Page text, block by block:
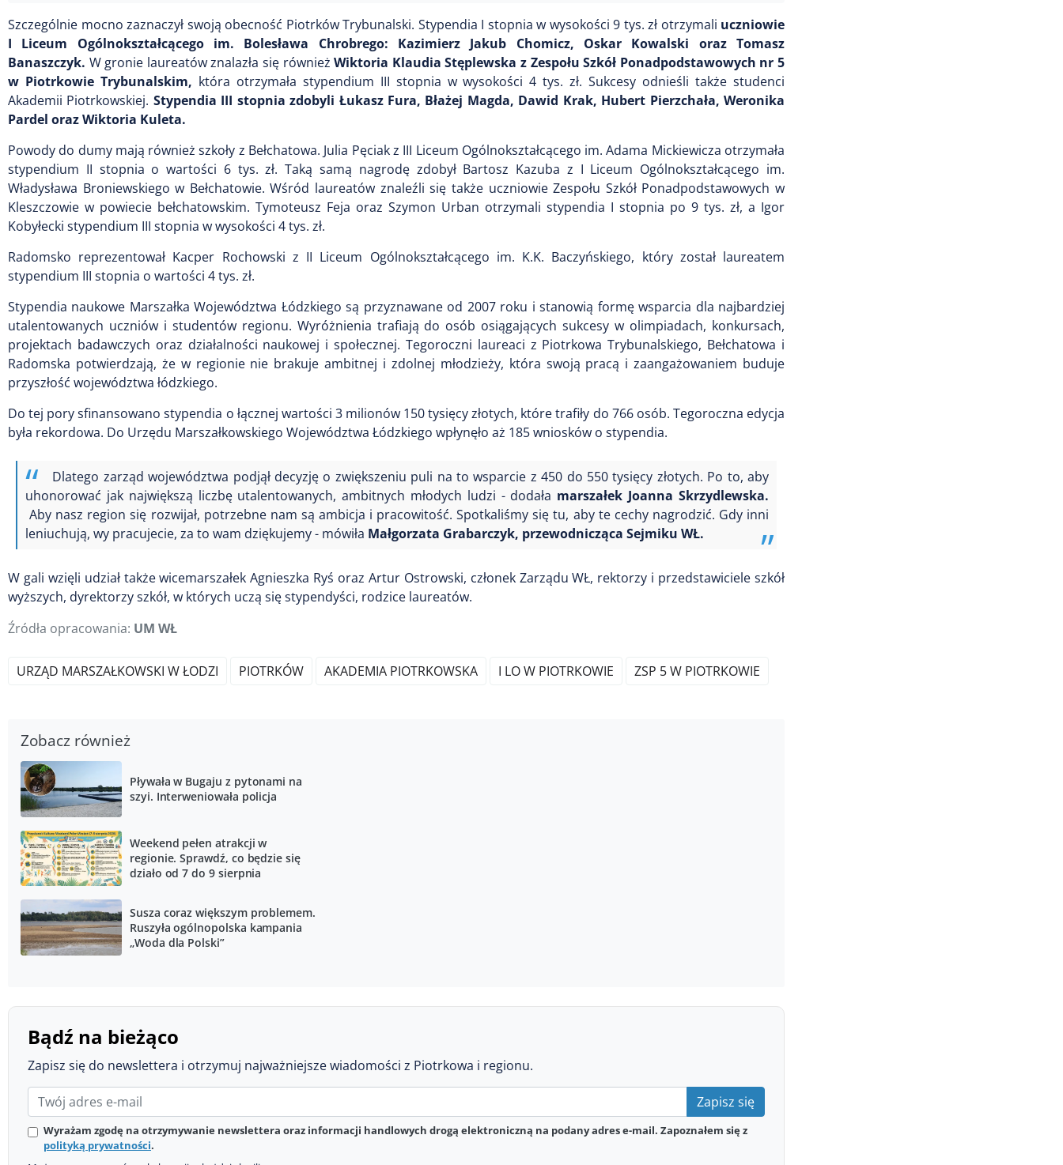
Szczególnie mocno zaznaczył swoją obecność Piotrków Trybunalski. Stypendia I stopnia w wysokości 9 tys. zł otrzymali uczniowie
I Liceum Ogólnokształcącego im. Bolesława Chrobrego: Kazimierz Jakub Chomicz, Oskar Kowalski oraz Tomasz
Banaszczyk. W gronie laureatów znalazła się równieżWiktoria Klaudia Stęplewska z Zespołu Szkół Ponadpodstawowych nr 5
w Piotrkowie Trybunalskim, która otrzymała stypendium III stopnia w wysokości 4 tys. zł. Sukcesy odnieśli także studenci
Akademii Piotrkowskiej. Stypendia III stopnia zdobyli Łukasz Fura, Błażej Magda, Dawid Krak, Hubert Pierzchała, Weronika
Pardel oraz Wiktoria Kuleta.
Powody do dumy mają również szkoły z Bełchatowa. Julia Pęciak z III Liceum Ogólnokształcącego im. Adama Mickiewicza otrzymała
stypendium II stopnia o wartości 6 tys. zł. Taką samą nagrodę zdobył Bartosz Kazuba z I Liceum Ogólnokształcącego im.
Władysława Broniewskiego w Bełchatowie. Wśród laureatów znaleźli się także uczniowie Zespołu Szkół Ponadpodstawowych w
Kleszczowie w powiecie bełchatowskim. Tymoteusz Feja oraz Szymon Urban otrzymali stypendia I stopnia po 9 tys. zł, a Igor
Kobyłecki stypendium III stopnia w wysokości 4 tys. zł.
Radomsko reprezentował Kacper Rochowski z II Liceum Ogólnokształcącego im. K.K. Baczyńskiego, który został laureatem
stypendium III stopnia o wartości 4 tys. zł.
Stypendia naukowe Marszałka Województwa Łódzkiego są przyznawane od 2007 roku i stanowią formę wsparcia dla najbardziej
utalentowanych uczniów i studentów regionu. Wyróżnienia trafiają do osób osiągających sukcesy w olimpiadach, konkursach,
projektach badawczych oraz działalności naukowej i społecznej. Tegoroczni laureaci z Piotrkowa Trybunalskiego, Bełchatowa i
Radomska potwierdzają, że w regionie nie brakuje ambitnej i zdolnej młodzieży, która swoją pracą i zaangażowaniem buduje
przyszłość województwa łódzkiego.
Do tej pory sfinansowano stypendia o łącznej wartości 3 milionów 150 tysięcy złotych, które trafiły do 766 osób. Tegoroczna edycja
była rekordowa. Do Urzędu Marszałkowskiego Województwa Łódzkiego wpłynęło aż 185 wniosków o stypendia.
Dlatego zarząd województwa podjął decyzję o zwiększeniu puli na to wsparcie z 450 do 550 tysięcy złotych. Po to, aby
uhonorować jak największą liczbę utalentowanych, ambitnych młodych ludzi - dodała marszałek Joanna Skrzydlewska.
Aby nasz region się rozwijał, potrzebne nam są ambicja i pracowitość. Spotkaliśmy się tu, aby te cechy nagrodzić. Gdy inni
leniuchują, wy pracujecie, za to wam dziękujemy - mówiła Małgorzata Grabarczyk, przewodnicząca Sejmiku WŁ.
W gali wzięli udział także wicemarszałek Agnieszka Ryś oraz Artur Ostrowski, członek Zarządu WŁ, rektorzy i przedstawiciele szkół
wyższych, dyrektorzy szkół, w których uczą się stypendyści, rodzice laureatów.
Źródła opracowania: UM WŁ
URZĄD MARSZAŁKOWSKI W ŁODZI PIOTRKÓW AKADEMIA PIOTRKOWSKA I LO W PIOTRKOWIE ZSP 5 W PIOTRKOWIE
Zobacz również
Pływała w Bugaju z pytonami na
szyi. Interweniowała policja
Weekend pełen atrakcji w
regionie. Sprawdź, co będzie się
działo od 7 do 9 sierpnia
Susza coraz większym problemem.
Ruszyła ogólnopolska kampania
„Woda dla Polski”
Bądź na bieżąco
Zapisz się do newslettera i otrzymuj najważniejsze wiadomości z Piotrkowa i regionu.
Zapisz się
Wyrażam zgodę na otrzymywanie newslettera oraz informacji handlowych drogą elektroniczną na podany adres e-mail. Zapoznałem się z
polityką prywatności.